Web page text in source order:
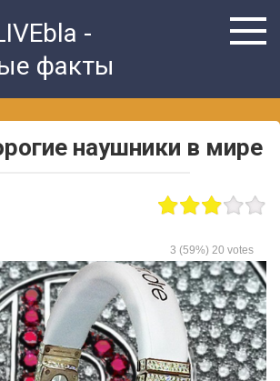
-
факты
наушники в мире
3 (59%) 20 votes